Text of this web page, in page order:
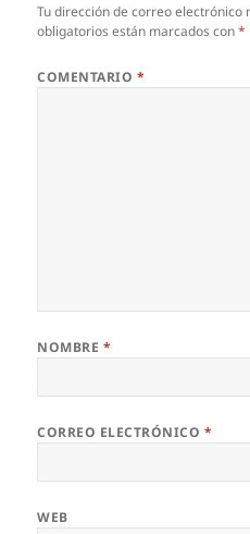
Tu dirección de correo electrónico
obligatorios están marcados con*
COMENTARIO *
NOMBRE *
CORREO ELECTRÓNICO *
WEB